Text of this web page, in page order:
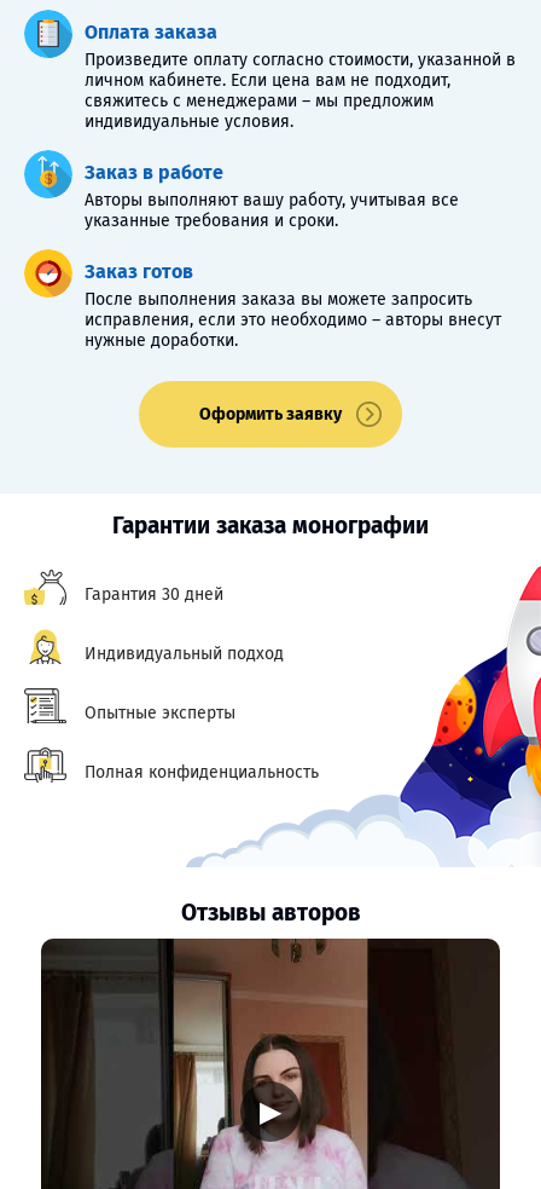
Оплата заказа
Произведите оплату согласно стоимости, указанной в
личном кабинете. Если цена вам не подходит,
свяжитесь с менеджерами – мы предложим
индивидуальные условия.
Заказ в работе
Авторы выполняют вашу работу, учитывая все
указанные требования и сроки.
Заказ готов
После выполнения заказа вы можете запросить
исправления, если это необходимо – авторы внесут
нужные доработки.
Оформить заявку
Гарантии заказа монографии
Гарантия 30 дней
Индивидуальный подход
Опытные эксперты
Полная конфиденциальность
Отзывы авторов
▶